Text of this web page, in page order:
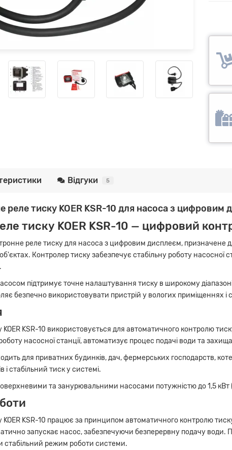
Відгуки 5
реле тиску KOER KSR-10 для насоса з цифровим
тиску KOER KSR-10 — цифровий
реле тиску для насоса з цифровим дисплеєм,
Контролер тиску забезпечує стабільну роботу насосної
підтримує точне налаштування тиску в широкому
безпечно використовувати пристрій у вологих приміщеннях і
KOER KSR-10 використовується для автоматичного контролю
насосної станції, автоматизує процес подачі води та
для приватних будинків, дач, фермерських господарств,
і стабільний тиск у системі.
та занурювальними насосами потужністю до 1,5
KOER KSR-10 працює за принципом автоматичного контролю
запускає насос, забезпечуючи безперервну подачу
стабільний режим роботи системи.